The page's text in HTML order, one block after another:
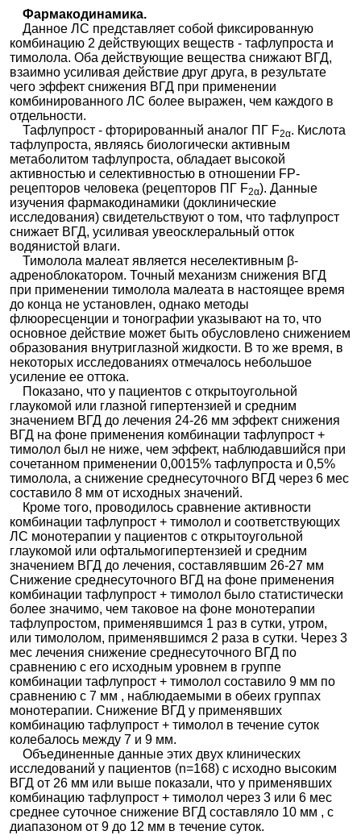
Фармакодинамика.
Данное ЛС представляет собой фиксированную
комбинацию 2 действующих веществ - тафлупроста и
тимолола. Оба действующие вещества снижают ВГД,
взаимно усиливая действие друг друга, в результате
чего эффект снижения ВГД при применении
комбинированного ЛС более выражен, чем каждого в
отдельности.
Тафлупрост - фторированный аналог ПГ F2α. Кислота
тафлупроста, являясь биологически активным
метаболитом тафлупроста, обладает высокой
активностью и селективностью в отношении FP-
рецепторов человека (рецепторов ПГ F2α). Данные
изучения фармакодинамики (доклинические
исследования) свидетельствуют о том, что тафлупрост
снижает ВГД, усиливая увеосклеральный отток
водянистой влаги.
Тимолола малеат является неселективным β-
адреноблокатором. Точный механизм снижения ВГД
при применении тимолола малеата в настоящее время
до конца не установлен, однако методы
флюоресценции и тонографии указывают на то, что
основное действие может быть обусловлено снижением
образования внутриглазной жидкости. В то же время, в
некоторых исследованиях отмечалось небольшое
усиление ее оттока.
Показано, что у пациентов с открытоугольной
глаукомой или глазной гипертензией и средним
значением ВГД до лечения 24-26 мм эффект снижения
ВГД на фоне применения комбинации тафлупрост +
тимолол был не ниже, чем эффект, наблюдавшийся при
сочетанном применении 0,0015% тафлупроста и 0,5%
тимолола, а снижение среднесуточного ВГД через 6 мес
составило 8 мм от исходных значений.
Кроме того, проводилось сравнение активности
комбинации тафлупрост + тимолол и соответствующих
ЛС монотерапии у пациентов с открытоугольной
глаукомой или офтальмогипертензией и средним
значением ВГД до лечения, составлявшим 26-27 мм
Снижение среднесуточного ВГД на фоне применения
комбинации тафлупрост + тимолол было статистически
более значимо, чем таковое на фоне монотерапии
тафлупростом, применявшимся 1 раз в сутки, утром,
или тимололом, применявшимся 2 раза в сутки. Через 3
мес лечения снижение среднесуточного ВГД по
сравнению с его исходным уровнем в группе
комбинации тафлупрост + тимолол составило 9 мм по
сравнению с 7 мм , наблюдаемыми в обеих группах
монотерапии. Снижение ВГД у применявших
комбинацию тафлупрост + тимолол в течение суток
колебалось между 7 и 9 мм.
Объединенные данные этих двух клинических
исследований у пациентов (n=168) с исходно высоким
ВГД от 26 мм или выше показали, что у применявших
комбинацию тафлупрост + тимолол через 3 или 6 мес
среднее суточное снижение ВГД составляло 10 мм , с
диапазоном от 9 до 12 мм в течение суток.